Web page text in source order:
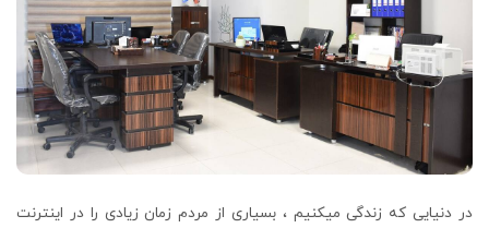
در دنیایی که زندگی میکنیم ، بسیاری از مردم زمان زیادی را در اینترنت